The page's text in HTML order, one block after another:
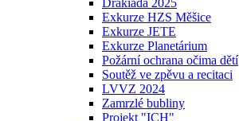
Drakiáda 2025
Exkurze HZS Měšice
Exkurze JETE
Exkurze Planetárium
Požární ochrana očima dětí
Soutěž ve zpěvu a recitaci
LVVZ 2024
Zamrzlé bubliny
Projekt "ICH"